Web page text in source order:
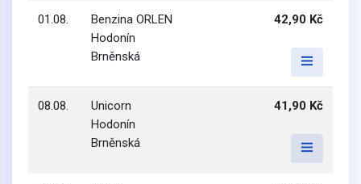
01.08.
Benzina ORLEN
Hodonín
Brněnská
42,90 Kč
08.08.
Unicorn
Hodonín
Brněnská
41,90 Kč